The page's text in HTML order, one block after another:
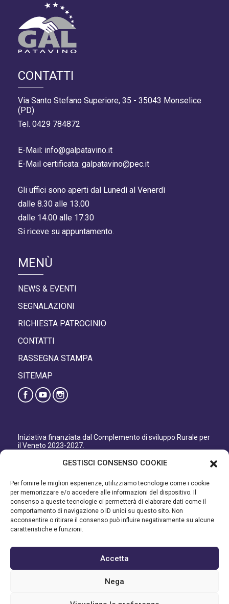
GESTISCI CONSENSO COOKIE
Per fornire le migliori esperienze, utilizziamo tecnologie come i cookie
per memorizzare e/o accedere alle informazioni del dispositivo. Il
consenso a queste tecnologie ci permetterà di elaborare dati come il
comportamento di navigazione o ID unici su questo sito. Non
acconsentire o ritirare il consenso può influire negativamente su alcune
caratteristiche e funzioni.
Accetta
Nega
CONTATTI
Via Santo Stefano Superiore, 35 - 35043 Monselice
(PD)
Tel. 0429 784872
E-Mail: info@galpatavino.it
E-Mail certificata: galpatavino@pec.it
Gli uffici sono aperti dal Lunedì al Venerdì
dalle 8.30 alle 13.00
dalle 14.00 alle 17.30
Si riceve su appuntamento.
MENÙ
NEWS & EVENTI
SEGNALAZIONI
RICHIESTA PATROCINIO
CONTATTI
RASSEGNA STAMPA
SITEMAP
Iniziativa finanziata dal Complemento di sviluppo Rurale per
il Veneto 2023-2027.
Organismo responsabile dell’informazione: GAL Patavino
Autorità di Gestione regionale: Regione del Veneto –
Direzione AdG FEASR Bonifica e Irrigazione.
Iniziativa finanziata dal Programma di Sviluppo Rurale per il
Veneto 2014-2022.
Organismo responsabile dell’informazione: GAL Patavino.
©2023 GAL PATAVINO SCARL - Cap. Soc. 22.000,00€ - R.E.A.
334232 – C.F e P.IVA 03748880287 - All Right Reserved